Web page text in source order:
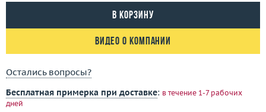
В корзину
Видео о компании
Остались вопросы?
Бесплатная примерка при доставке: в течение 1-7 рабочих
дней